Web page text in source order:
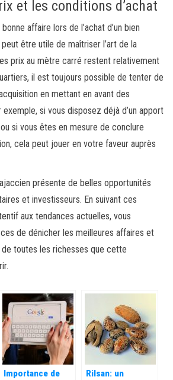
et les conditions d’achat
affaire lors de l’achat d’un bien
être utile de maîtriser l’art de la
prix au mètre carré restent relativement
il est toujours possible de tenter de
en mettant en avant des
si vous disposez déjà d’un apport
si vous êtes en mesure de conclure
cela peut jouer en votre faveur auprès
présente de belles opportunités
et investisseurs. En suivant ces
aux tendances actuelles, vous
de dénicher les meilleures affaires et
toutes les richesses que cette
Importance de
Rilsan: un